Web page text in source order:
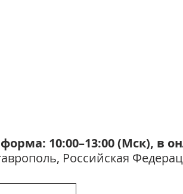
10:00–13:00 (Мск), в
Российская